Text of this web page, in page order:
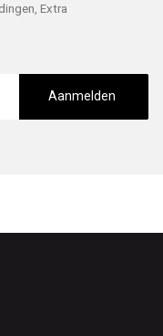
Extra
Aanmelden